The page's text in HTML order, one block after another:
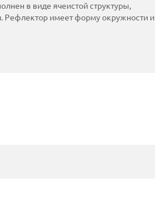
в виде ячеистой структуры,
Рефлектор имеет форму окружности и